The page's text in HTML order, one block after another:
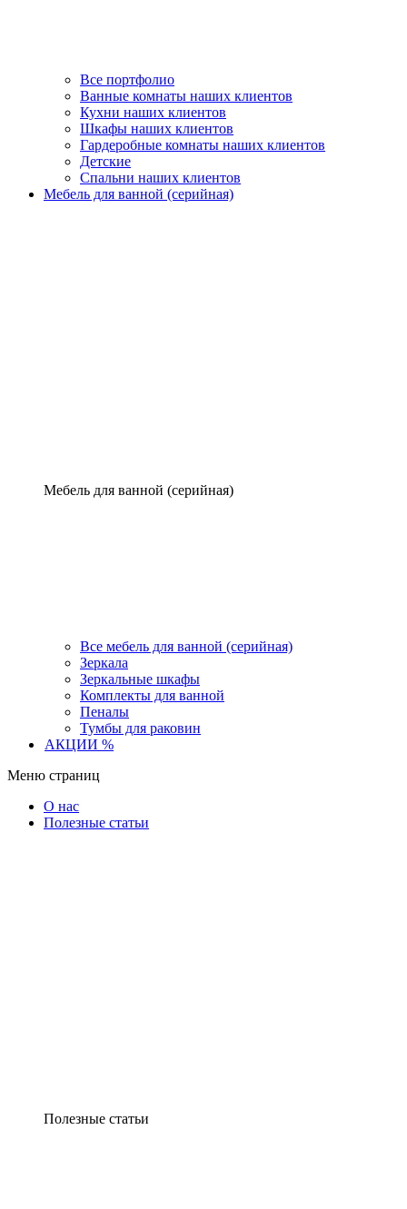
Все портфолио
Ванные комнаты наших клиентов
Кухни наших клиентов
Шкафы наших клиентов
Гардеробные комнаты наших клиентов
Детские
Спальни наших клиентов
Мебель для ванной (серийная)
Мебель для ванной (серийная)
Все мебель для ванной (серийная)
Зеркала
Зеркальные шкафы
Комплекты для ванной
Пеналы
Тумбы для раковин
АКЦИИ %
Меню страниц
О нас
Полезные статьи
Полезные статьи